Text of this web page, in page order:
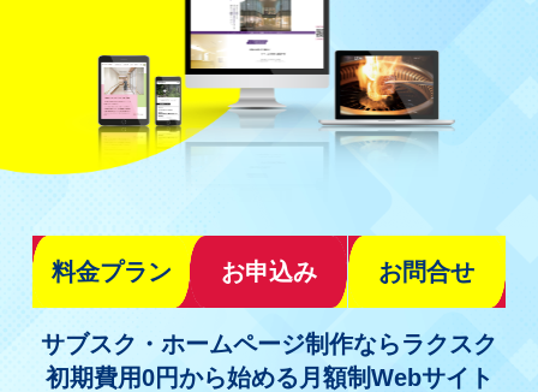
料金プラン お申込み お問合せ
サブスク・ホームページ制作ならラクスク
初期費用0円から始める月額制Webサイト